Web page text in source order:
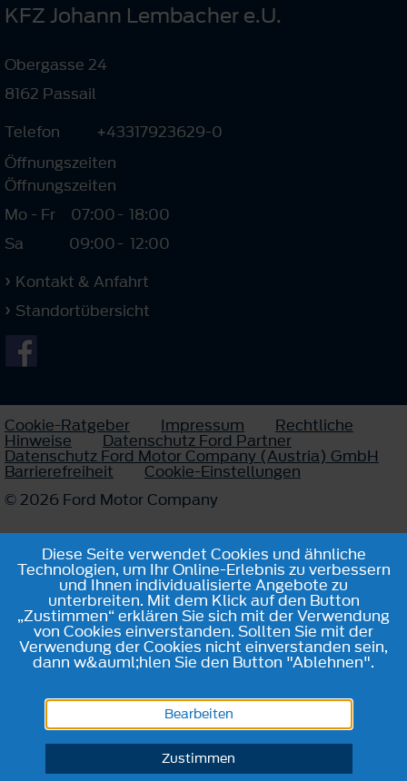
KFZ Johann Lembacher e.U.
Obergasse 24
8162 Passail
Telefon
+43317923629-0
Öffnungszeiten
Öffnungszeiten
Mo - Fr
07:00- 18:00
Sa
09:00- 12:00
Kontakt & Anfahrt
Standortübersicht
Cookie-Ratgeber Impressum Rechtliche
Hinweise Datenschutz Ford Partner
Datenschutz Ford Motor Company (Austria) GmbH
Barrierefreiheit
Cookie-Einstellungen
© 2026 Ford Motor Company
Diese Seite verwendet Cookies und ähnliche
Technologien, um Ihr Online-Erlebnis zu verbessern
und Ihnen individualisierte Angebote zu
unterbreiten. Mit dem Klick auf den Button
„Zustimmen“ erklären Sie sich mit der Verwendung
von Cookies einverstanden. Sollten Sie mit der
Verwendung der Cookies nicht einverstanden sein,
dann w&auml;hlen Sie den Button "Ablehnen".
Bearbeiten
Zustimmen